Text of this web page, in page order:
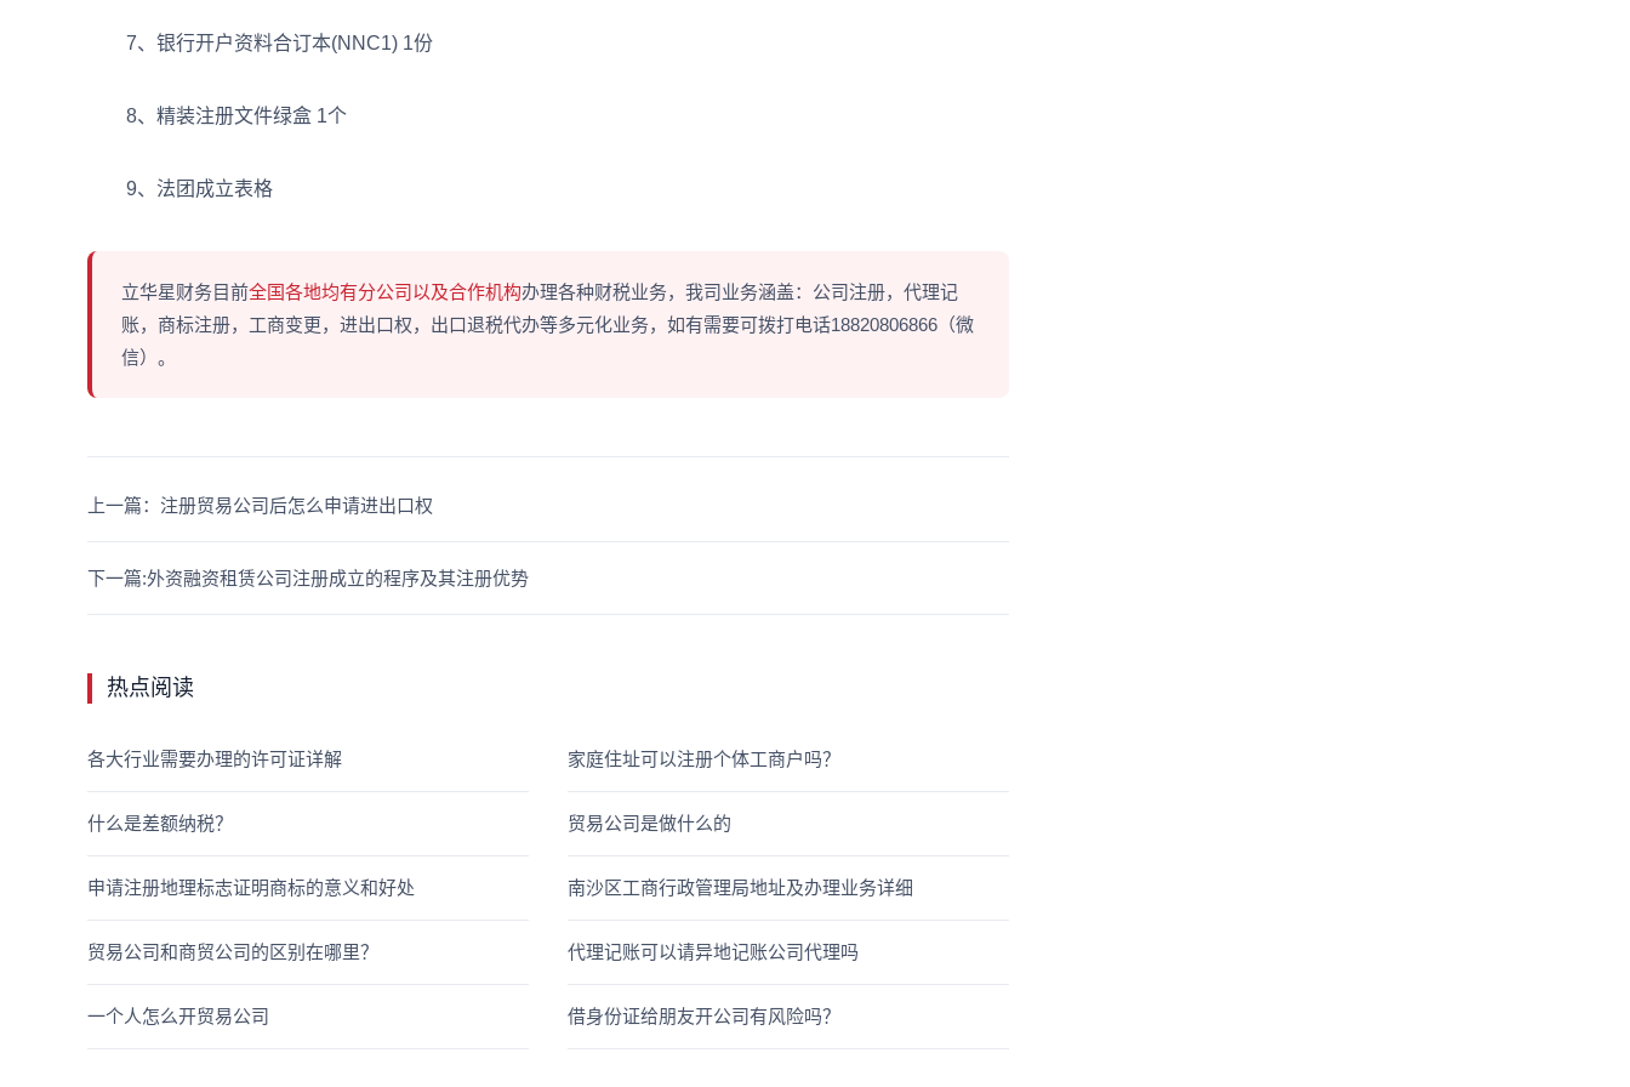
7、银行开户资料合订本(NNC1) 1份
8、精装注册文件绿盒 1个
9、法团成立表格
立华星财务目前全国各地均有分公司以及合作机构办理各种财税业务，我司业务涵盖：公司注册，代理记
账，商标注册，工商变更，进出口权，出口退税代办等多元化业务，如有需要可拨打电话18820806866（微
信）。
下一篇:外资融资租赁公司注册成立的程序及其注册优势
上一篇：注册贸易公司后怎么申请进出口权
热点阅读
各大行业需要办理的许可证详解 家庭住址可以注册个体工商户吗？
什么是差额纳税？ 贸易公司是做什么的
申请注册地理标志证明商标的意义和好处 南沙区工商行政管理局地址及办理业务详细
贸易公司和商贸公司的区别在哪里？ 代理记账可以请异地记账公司代理吗
一个人怎么开贸易公司 借身份证给朋友开公司有风险吗？